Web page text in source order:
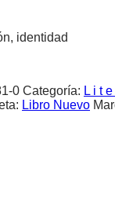
identidad
0 Categoría: L i t
Libro Nuevo